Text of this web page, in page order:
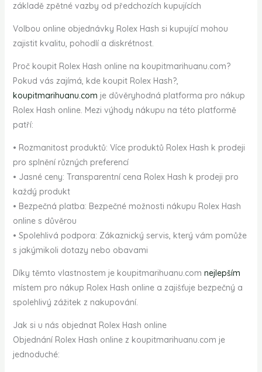
základě zpětné vazby od předchozích kupujících
Volbou online objednávky Rolex Hash si kupující mohou
zajistit kvalitu, pohodlí a diskrétnost.
Proč koupit Rolex Hash online na koupitmarihuanu.com?
Pokud vás zajímá, kde koupit Rolex Hash?,
koupitmarihuanu.com je důvěryhodná platforma pro nákup
Rolex Hash online. Mezi výhody nákupu na této platformě
patří:
• Rozmanitost produktů: Více produktů Rolex Hash k prodeji
pro splnění různých preferencí
• Jasné ceny: Transparentní cena Rolex Hash k prodeji pro
každý produkt
• Bezpečná platba: Bezpečné možnosti nákupu Rolex Hash
online s důvěrou
• Spolehlivá podpora: Zákaznický servis, který vám pomůže
s jakýmikoli dotazy nebo obavami
Díky těmto vlastnostem je koupitmarihuanu.com nejlepším
místem pro nákup Rolex Hash online a zajišťuje bezpečný a
spolehlivý zážitek z nakupování.
Jak si u nás objednat Rolex Hash online
Objednání Rolex Hash online z koupitmarihuanu.com je
jednoduché: